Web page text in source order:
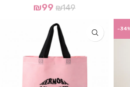
₪149
₪99
-